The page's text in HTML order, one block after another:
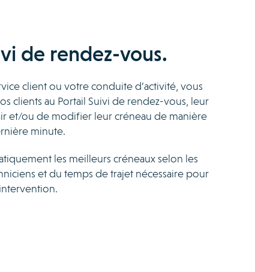
de rendez-vous.
client ou votre conduite d’activité, vous
clients au Portail Suivi de rendez-vous, leur
et/ou de modifier leur créneau de manière
minute.
les meilleurs créneaux selon les
et du temps de trajet nécessaire pour